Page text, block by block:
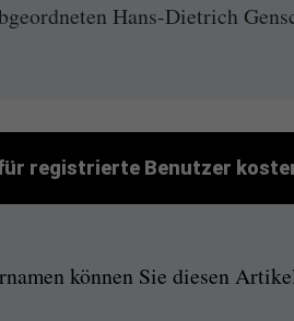
Hans-Dietrich
registrierte Benutzer
können Sie diesen